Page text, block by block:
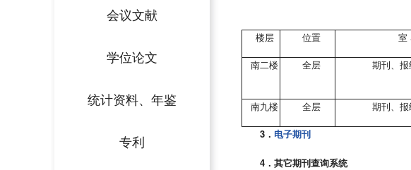
会议文献
学位论文
统计资料、年鉴
专利
楼层 位置 室
南二楼 全层 期刊、
南九楼 全层 期刊、
3． 电子期刊
4．其它期刊查询系统